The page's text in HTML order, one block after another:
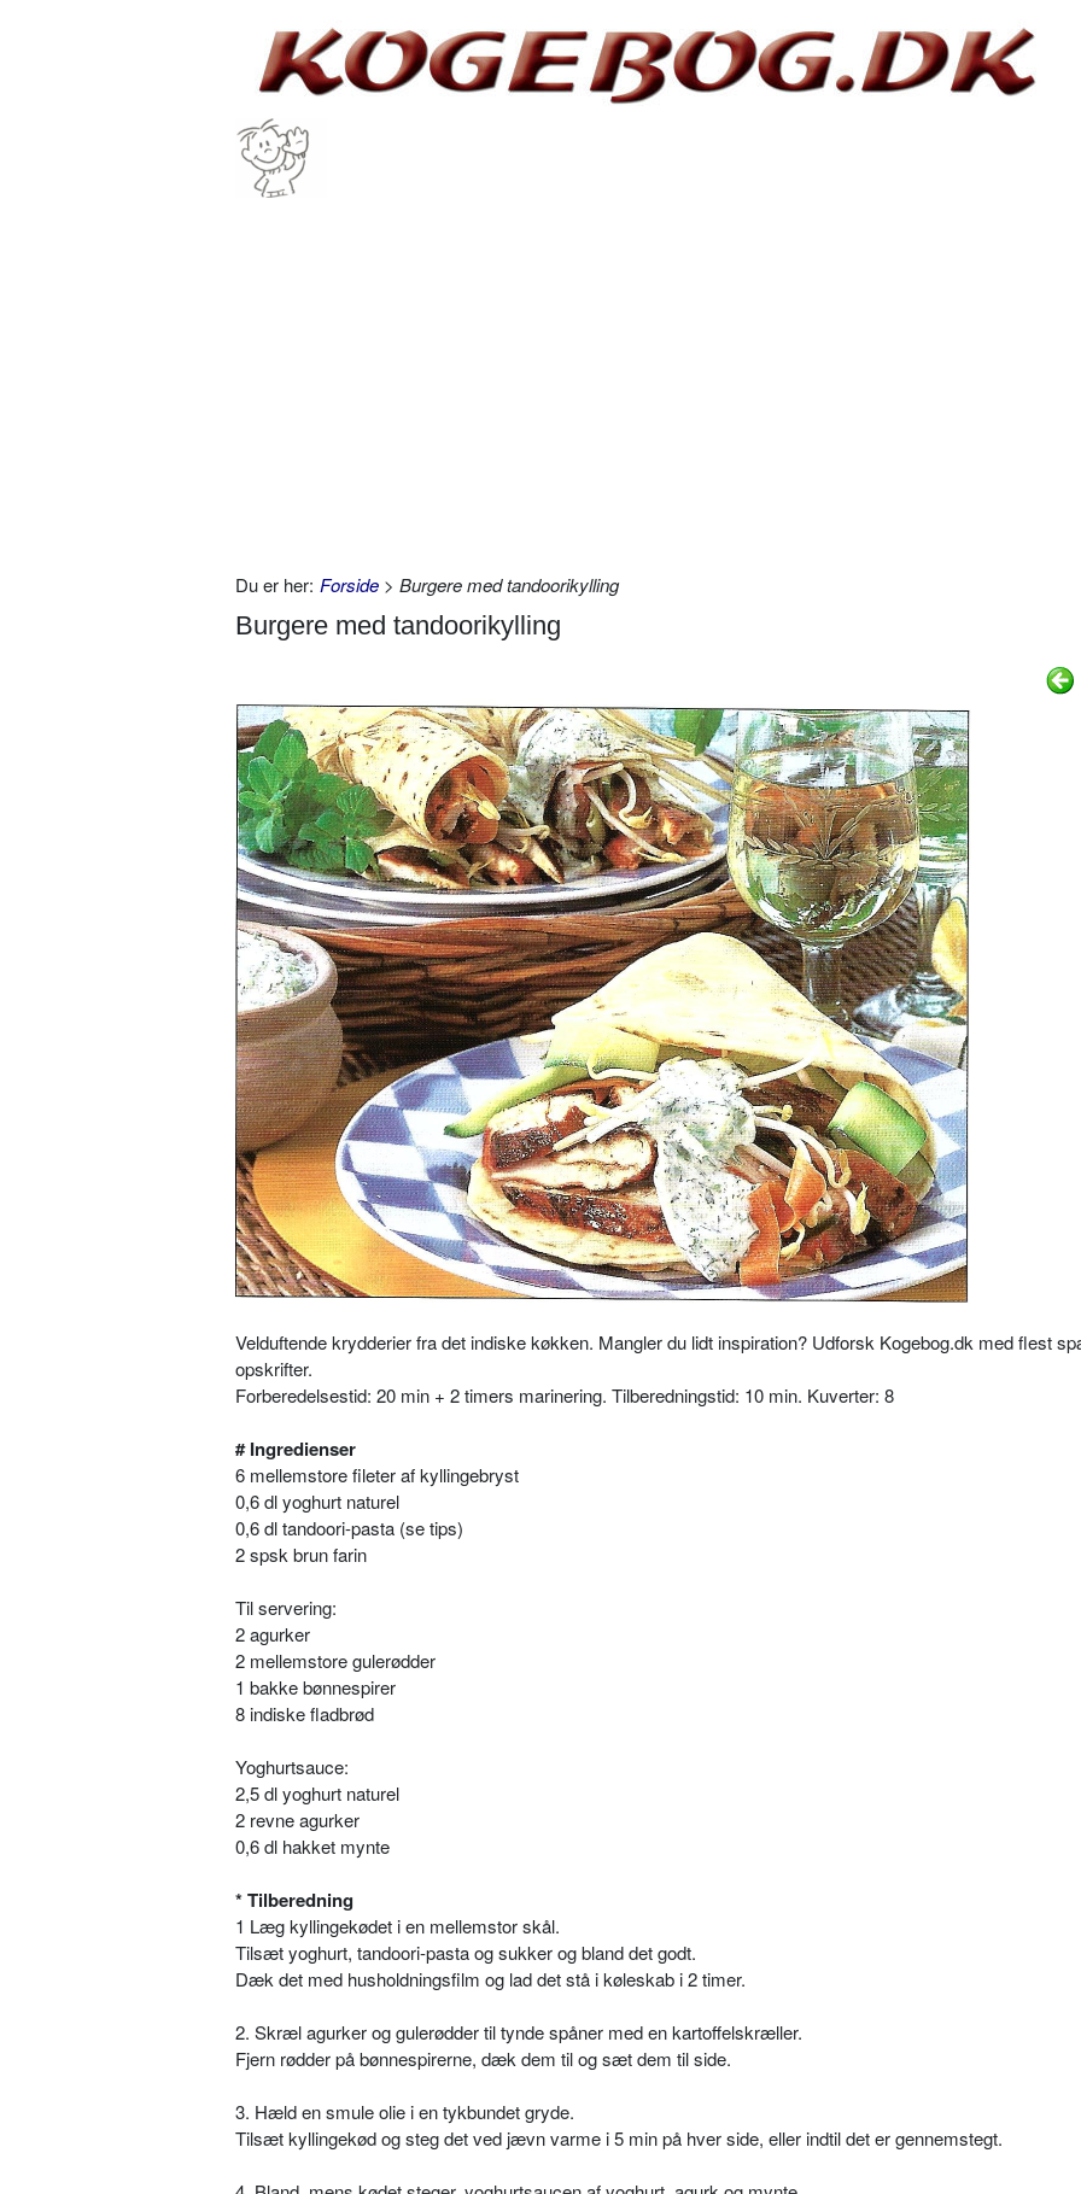
Du er her: Forside > Burgere med tandoorikylling
Burgere med tandoorikylling
Velduftende krydderier fra det indiske køkken. Mangler du lidt inspiration? Udforsk Kogebog.dk med flest
opskrifter.
Forberedelsestid: 20 min + 2 timers marinering. Tilberedningstid: 10 min. Kuverter: 8
# Ingredienser
6 mellemstore fileter af kyllingebryst
0,6 dl yoghurt naturel
0,6 dl tandoori-pasta (se tips)
2 spsk brun farin
Til servering:
2 agurker
2 mellemstore gulerødder
1 bakke bønnespirer
8 indiske fladbrød
Yoghurtsauce:
2,5 dl yoghurt naturel
2 revne agurker
0,6 dl hakket mynte
* Tilberedning
1 Læg kyllingekødet i en mellemstor skål.
Tilsæt yoghurt, tandoori-pasta og sukker og bland det godt.
Dæk det med husholdningsfilm og lad det stå i køleskab i 2 timer.
2. Skræl agurker og gulerødder til tynde spåner med en kartoffelskræller.
Fjern rødder på bønnespirerne, dæk dem til og sæt dem til side.
3. Hæld en smule olie i en tykbundet gryde.
Tilsæt kyllingekød og steg det ved jævn varme i 5 min på hver side, eller indtil det er gennemstegt.